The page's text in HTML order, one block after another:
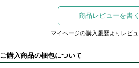
商品レビューを書く
マイページの購入履歴よりレビ
ご購入商品の梱包について